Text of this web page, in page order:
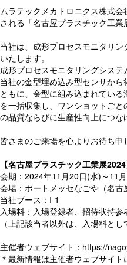
ムラテックメカトロニクス株式
される「名古屋プラスチック工業
当社は、成形プロセスモニタリ
いたします。
成形プロセスモニタリングシステ
当社の金型埋め込み型センサか
ともに、金型に組み込まれてい
を一括収集し、ワンショットご
の品質ならびに生産性向上につな
皆さまのご来場を心よりお待ち申
【名古屋プラスチック工業展
会期：2024年11月20日(水)～11
会場：ポートメッセなごや（名
当社ブース：I-1
入場料：入場登録者、招待状持
（上記該当者以外は、入場料とし
主催者ウェブサイト： https://
＊最新情報は主催者ウェブサイト